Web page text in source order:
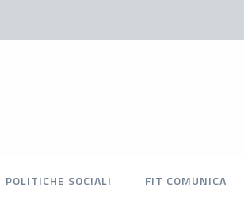
POLITICHE SOCIALI FIT COMUNICA